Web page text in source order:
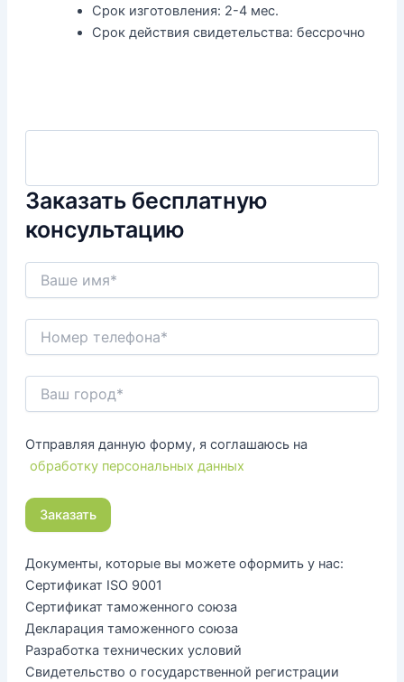
Срок изготовления: 2-4 мес.
Срок действия свидетельства: бессрочно
Заказать бесплатную
консультацию
Отправляя данную форму, я соглашаюсь на
обработку персональных данных
Документы, которые вы можете оформить у нас:
Сертификат ISO 9001
Сертификат таможенного союза
Декларация таможенного союза
Разработка технических условий
Свидетельство о государственной регистрации